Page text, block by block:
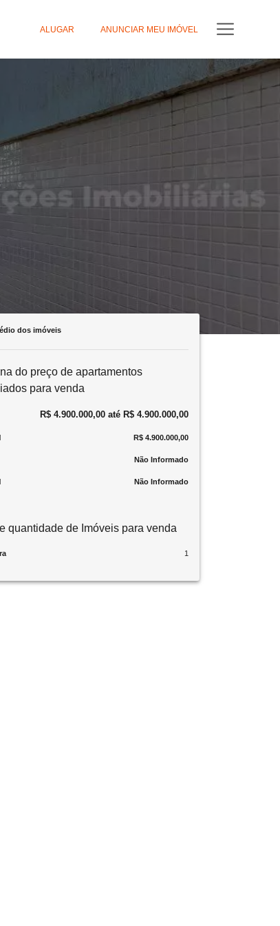
ALUGAR ANUNCIAR MEU IMÓVEL
dos imóveis
do preço de apartamentos
para venda
R$ 4.900.000,00 até R$ 4.900.000,00
R$ 4.900.000,00
Não Informado
Não Informado
quantidade de Imóveis para venda
1